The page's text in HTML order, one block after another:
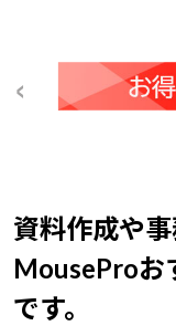
資料作成や
MouseProお
です。